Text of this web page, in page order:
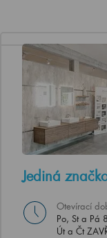
Jediná
Otevírací
Po, St a Pá
Út a Čt